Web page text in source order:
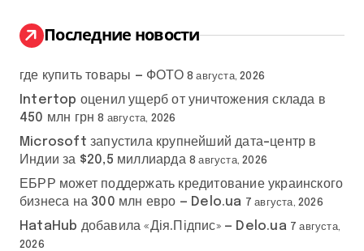
:
Последние новости
где купить товары — ФОТО 8 августа, 2026
Intertop оценил ущерб от уничтожения склада в
450 млн грн 8 августа, 2026
Microsoft запустила крупнейший дата-центр в
Индии за $20,5 миллиарда 8 августа, 2026
ЕБРР может поддержать кредитование украинского
бизнеса на 300 млн евро — Delo.ua 7 августа, 2026
HataHub добавила «Дія.Підпис» — Delo.ua 7 августа,
2026